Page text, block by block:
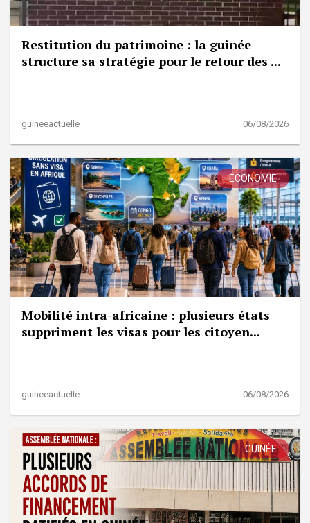
Restitution du patrimoine : la guinée
structure sa stratégie pour le retour des ...
guineeactuelle 06/08/2026
ÉCONOMIE
Mobilité intra-africaine : plusieurs états
suppriment les visas pour les citoyen...
guineeactuelle 06/08/2026
GUINÉE